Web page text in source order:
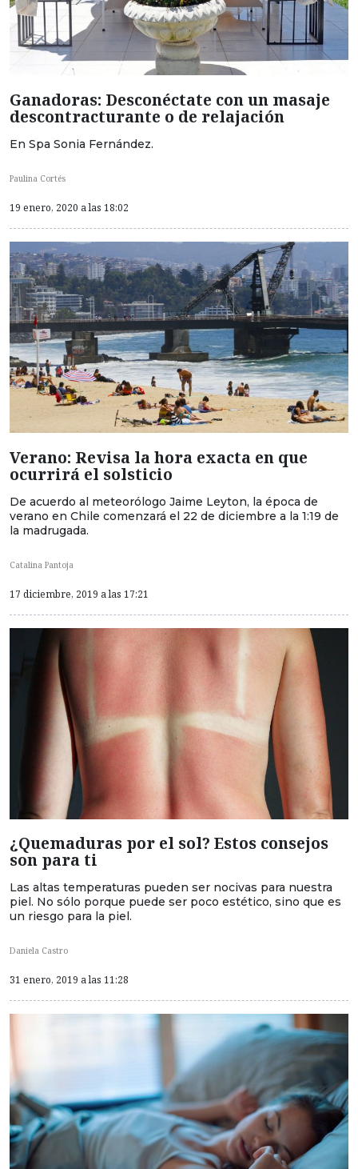
Ganadoras: Desconéctate con un masaje
descontracturante o de relajación
En Spa Sonia Fernández.
Paulina Cortés
19 enero, 2020 a las 18:02
Verano: Revisa la hora exacta en que
ocurrirá el solsticio
De acuerdo al meteorólogo Jaime Leyton, la época de
verano en Chile comenzará el 22 de diciembre a la 1:19 de
la madrugada.
Catalina Pantoja
17 diciembre, 2019 a las 17:21
¿Quemaduras por el sol? Estos consejos
son para ti
Las altas temperaturas pueden ser nocivas para nuestra
piel. No sólo porque puede ser poco estético, sino que es
un riesgo para la piel.
Daniela Castro
31 enero, 2019 a las 11:28